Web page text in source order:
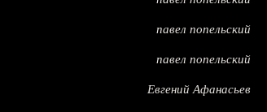
павел попельский
павел попельский
Евгений Афанасьев